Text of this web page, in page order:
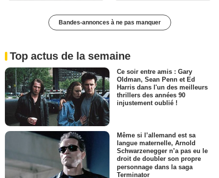
Bandes-annonces à ne pas manquer
Top actus de la semaine
Ce soir entre amis : Gary
Oldman, Sean Penn et Ed
Harris dans l'un des meilleurs
thrillers des années 90
injustement oublié !
Même si l’allemand est sa
langue maternelle, Arnold
Schwarzenegger n’a pas eu le
droit de doubler son propre
personnage dans la saga
Terminator